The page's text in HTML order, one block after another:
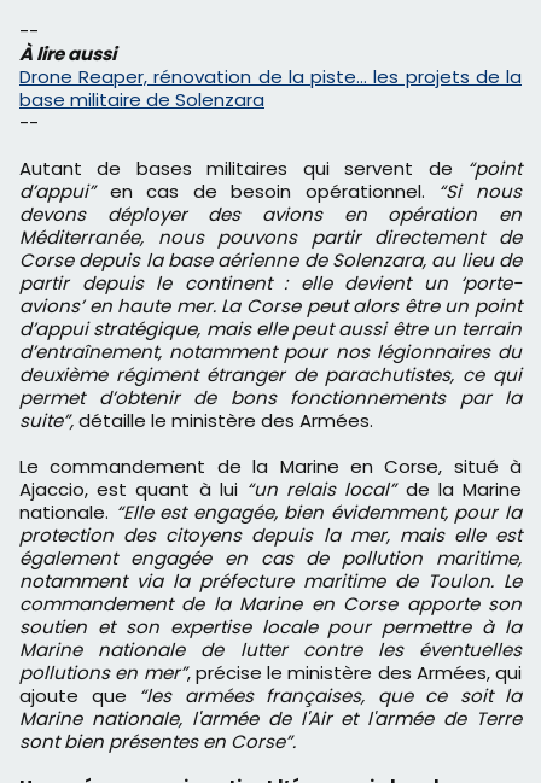
--
À lire aussi
Drone Reaper, rénovation de la piste… les projets de la
base militaire de Solenzara
--
Autant de bases militaires qui servent de “point
d’appui”en cas de besoin opérationnel. “Si nous
devons déployer des avions en opération en
Méditerranée, nous pouvons partir directement de
Corse depuis la base aérienne de Solenzara, au lieu de
partir depuis le continent : elle devient un ‘porte-
avions’ en haute mer. La Corse peut alors être un point
d’appui stratégique, mais elle peut aussi être un terrain
d’entraînement, notamment pour nos légionnaires du
deuxième régiment étranger de parachutistes, ce qui
permet d’obtenir de bons fonctionnements par la
suite”,détaille le ministère des Armées.
Le commandement de la Marine en Corse, situé à
Ajaccio, est quant à lui “un relais local”de la Marine
nationale. “Elle est engagée, bien évidemment, pour la
protection des citoyens depuis la mer, mais elle est
également engagée en cas de pollution maritime,
notamment via la préfecture maritime de Toulon. Le
commandement de la Marine en Corse apporte son
soutien et son expertise locale pour permettre à la
Marine nationale de lutter contre les éventuelles
pollutions en mer”, précise le ministère des Armées, qui
ajoute que “les armées françaises, que ce soit la
Marine nationale, l'armée de l'Air et l'armée de Terre
sont bien présentes en Corse”.